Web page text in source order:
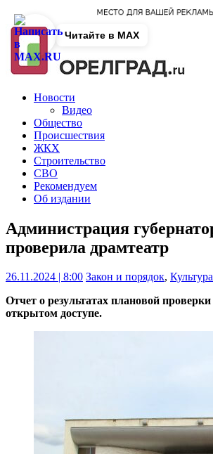
Новости
Видео
Общество
Происшествия
ЖКХ
Строительство
СВО
Рекомендуем
Об издании
Администрация
проверила драмтеатр
26.11.2024 | 8:00 Закон и порядок, Культура
Отчет о результатах плановой
открытом доступе.
Читайте в MAX